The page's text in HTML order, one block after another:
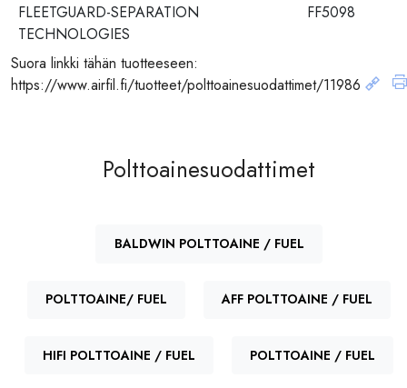
FLEETGUARD-SEPARATION
TECHNOLOGIES
FF5098
SF-FILTER/SCHUPP
Suora linkki tähän tuotteeseen:
https://www.airfil.fi/tuotteet/polttoainesuodattimet/11986
Polttoainesuodattimet
BALDWIN POLTTOAINE / FUEL
POLTTOAINE/ FUEL AFF POLTTOAINE / FUEL
HIFI POLTTOAINE / FUEL POLTTOAINE / FUEL